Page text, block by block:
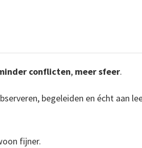
conflicten, meer sfeer.
begeleiden en écht aan
fijner.